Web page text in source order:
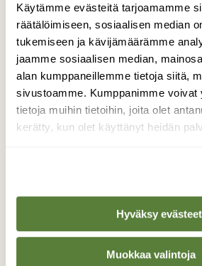
Käytämme evästeitä tarjoamamme
räätälöimiseen, sosiaalisen median
tukemiseen ja kävijämäärämme
jaamme sosiaalisen median,
alan kumppaneillemme tietoja siitä,
sivustoamme. Kumppanimme voivat
tietoja muihin tietoihin, joita olet
kerätty, kun olet käyttänyt heidän
Hyväksy evästeet
Muokkaa valintoja
Siipien
Lokit kilpailevat
Valokuvaaja: Reijo Juurinen,
TAKAISIN